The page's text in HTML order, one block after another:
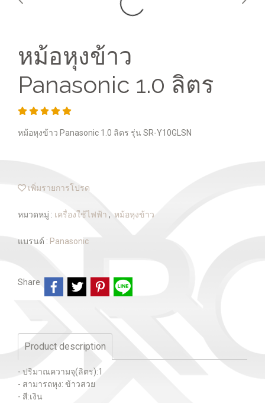
หม้อหุงข้าว
Panasonic 1.0 ลิตร
หม้อหุงข้าว Panasonic 1.0 ลิตร รุ่น SR-Y10GLSN
เพิ่มรายการโปรด
หมวดหมู่ : เครื่องใช้ไฟฟ้า , หม้อหุงข้าว
แบรนด์ : Panasonic
Share
Product description
- ปริมาณความจุ(ลิตร):1
- สามารถหุง: ข้าวสวย
- สี:เงิน